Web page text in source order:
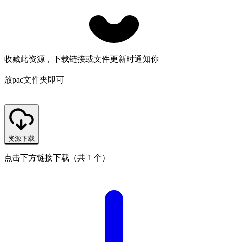
收藏此资源，下载链接或文件更新时通知你
放pac文件夹即可
资源下载
点击下方链接下载（共 1 个）